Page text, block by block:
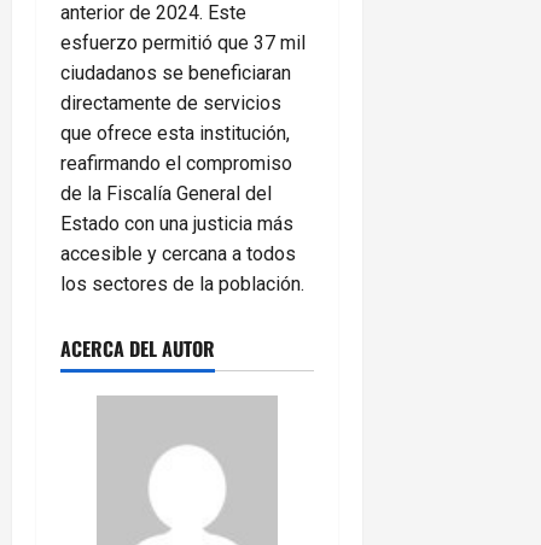
anterior de 2024. Este
esfuerzo permitió que 37 mil
ciudadanos se beneficiaran
directamente de servicios
que ofrece esta institución,
reafirmando el compromiso
de la Fiscalía General del
Estado con una justicia más
accesible y cercana a todos
los sectores de la población.
ACERCA DEL AUTOR